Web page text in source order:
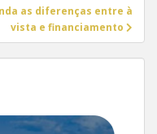
as diferenças entre à
vista e financiamento